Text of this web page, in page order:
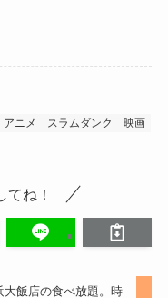
アニメ スラムダンク
映画
てね！
大飯店の食べ放題。時